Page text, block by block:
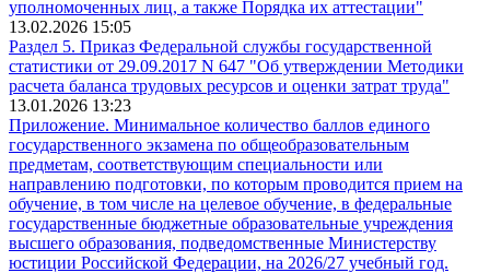
уполномоченных лиц, а также Порядка их аттестации"
13.02.2026 15:05
Раздел 5. Приказ Федеральной службы государственной
статистики от 29.09.2017 N 647 "Об утверждении Методики
расчета баланса трудовых ресурсов и оценки затрат труда"
13.01.2026 13:23
Приложение. Минимальное количество баллов единого
государственного экзамена по общеобразовательным
предметам, соответствующим специальности или
направлению подготовки, по которым проводится прием на
обучение, в том числе на целевое обучение, в федеральные
государственные бюджетные образовательные учреждения
высшего образования, подведомственные Министерству
юстиции Российской Федерации, на 2026/27 учебный год.